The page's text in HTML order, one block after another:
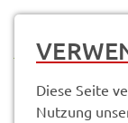
Diese Seite
Nutzung